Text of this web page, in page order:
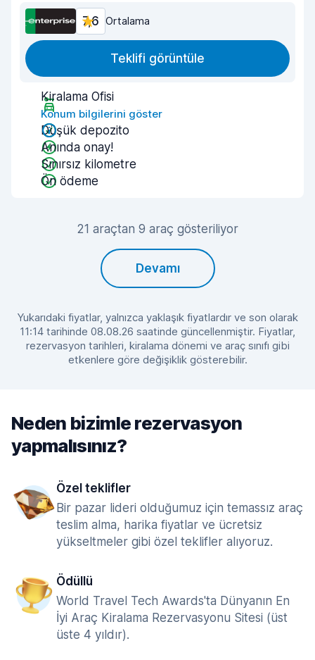
7,6 Ortalama
Teklifi görüntüle
Kiralama Ofisi
Konum bilgilerini göster
Düşük depozito
Anında onay!
Sınırsız kilometre
Ön ödeme
21 araçtan 9 araç gösteriliyor
Devamı
Yukarıdaki fiyatlar, yalnızca yaklaşık fiyatlardır ve son olarak
11:14 tarihinde 08.08.26 saatinde güncellenmiştir. Fiyatlar,
rezervasyon tarihleri, kiralama dönemi ve araç sınıfı gibi
etkenlere göre değişiklik gösterebilir.
Neden bizimle rezervasyon
yapmalısınız?
Özel teklifler
Bir pazar lideri olduğumuz için temassız araç
teslim alma, harika fiyatlar ve ücretsiz
yükseltmeler gibi özel teklifler alıyoruz.
Ödüllü
World Travel Tech Awards'ta Dünyanın En
İyi Araç Kiralama Rezervasyonu Sitesi (üst
üste 4 yıldır).